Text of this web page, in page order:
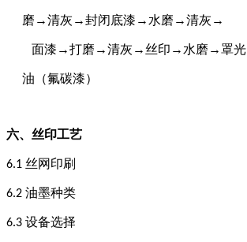
磨 →清灰→封闭底漆→水磨→清灰→
面漆 →打磨→清灰→丝印→水磨→罩光
油（氟碳漆）
六、 丝印工艺
6.1 丝网印刷
6.2 油墨种类
6.3 设备选择